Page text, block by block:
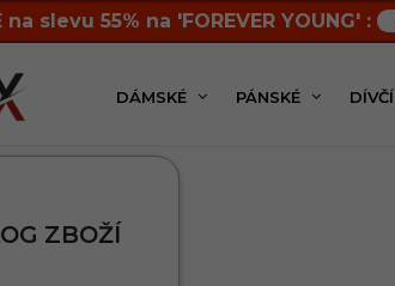
na slevu 55% na 'FOREVER YOUNG' :
DÁMSKÉ PÁNSKÉ DÍVČÍ
ZBOŽÍ